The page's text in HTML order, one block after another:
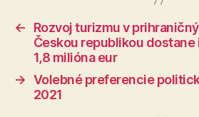
←
Rozvoj turizmu v
Českou republikou
1,8 milióna eur
→ Volebné preferencie
2021